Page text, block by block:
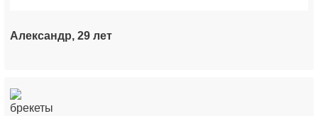
Александр, 29 лет